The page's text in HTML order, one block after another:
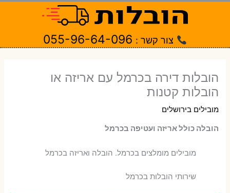
צור קשר : 055-96-64-096
הובלות דירה בכרמל עם אריזה או
הובלות קטנות
מובילים בירושלים
הובלה כולל אריזה ועטיפה בכרמל
‫מובילים מומלצים בכרמל. הובלה ואריזה בכרמל
שירותי הובלות בכרמל